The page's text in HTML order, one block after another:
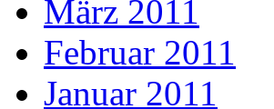
März 2011
Februar 2011
Januar 2011